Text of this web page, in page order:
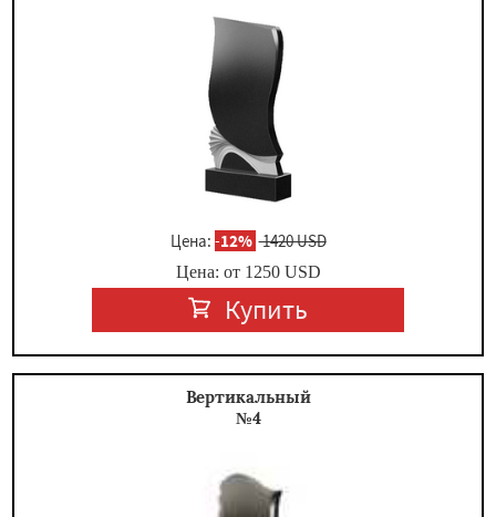
Цена: -12% 1420 USD
Цена: от 1250USD
Купить
Вертикальный
№4